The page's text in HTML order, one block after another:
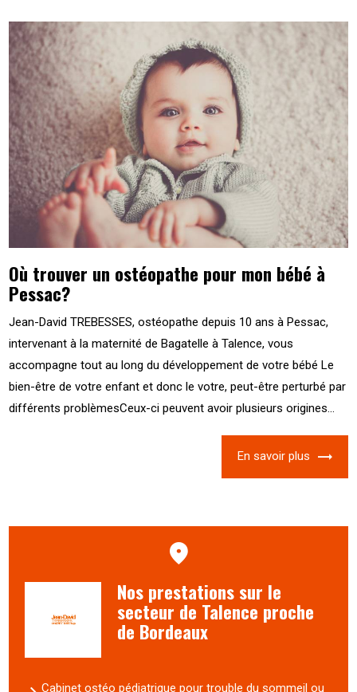
Où trouver un ostéopathe pour mon bébé à
Pessac?
Jean-David TREBESSES, ostéopathe depuis 10 ans à Pessac,
intervenant à la maternité de Bagatelle à Talence, vous
accompagne tout au long du développement de votre bébé Le
bien-être de votre enfant et donc le votre, peut-être perturbé par
différents problèmesCeux-ci peuvent avoir plusieurs origines...
En savoir plus
Nos prestations sur le
secteur de Talence proche
de Bordeaux
Cabinet ostéo pédiatrique pour trouble du sommeil ou